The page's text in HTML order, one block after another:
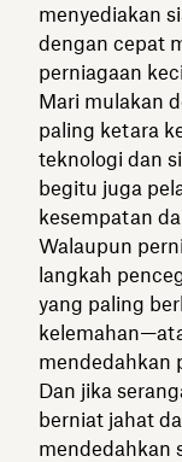
menyediakan
dengan cepat
perniagaan
Mari mulakan
paling ketara
teknologi dan
begitu juga
kesempatan
Walaupun
langkah
yang paling
mendedahkan
Dan jika
berniat jahat
mendedahkan